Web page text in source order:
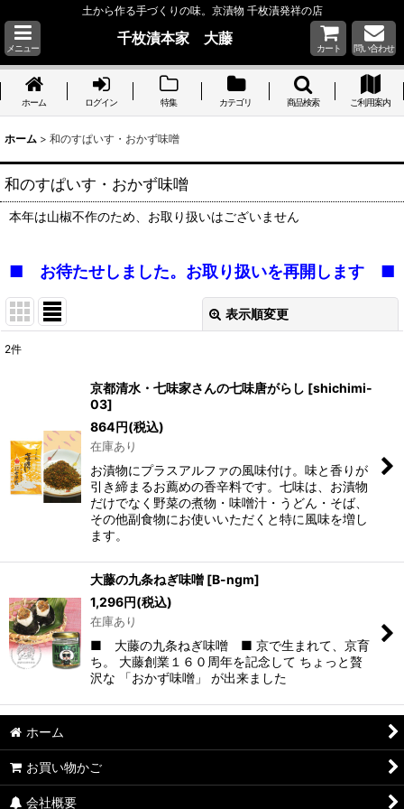
土から作る手づくりの味。京漬物 千枚漬発祥の店
メニュー
千枚漬本家 大藤
カート 問い合わせ
ホーム ログイン 特集 カテゴリ 商品検索 ご利用案内
ホーム > 和のすぱいす・おかず味噌
和のすぱいす・おかず味噌
本年は山椒不作のため、お取り扱いはございません
■ お待たせしました。お取り扱いを再開します ■
表示順変更
絞り込む
2件
京都清水・七味家さんの七味唐がらし [shichimi-
03]
864円(税込)
在庫あり
お漬物にプラスアルファの風味付け。味と香りが
引き締まるお薦めの香辛料です。七味は、お漬物
だけでなく野菜の煮物・味噌汁・うどん・そば、
その他副食物にお使いいただくと特に風味を増し
ます。
大藤の九条ねぎ味噌 [B-ngm]
1,296円(税込)
在庫あり
■ 大藤の九条ねぎ味噌 ■ 京で生まれて、京育
ち。 大藤創業１６０周年を記念して ちょっと贅
沢な 「おかず味噌」 が出来ました
ホーム
お買い物かご
会社概要